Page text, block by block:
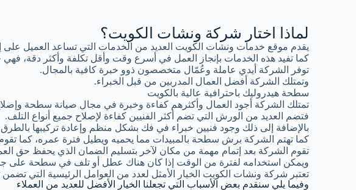
لماذا اختار شركة ونشات الكويت؟
يقدم موقع خدمات ونشات الكويت العديد من الخدمات التي تساعد العميل
كما تفيد هذه الخدمات بإنجاز العمل في أسرع وقت وأقل تكلفة وأكثر دقة،
توفر الشركة أيدي عاملة وعُمّال متخصصون ذوو خبرة كافية بالمجال.
وتمتلك الشركة أفضل العمال المدربين من قبل الخبراء.
سطحة هيدروليك باحترافية عالية بالكويت
تمتلك الشركة أجود العمال وأكثرهم كفاءة وخبرة في مجال صيانة سطحة
فتضم العديد من الورش التي تضم أكثر الفنيين كفاءة لإصلاح جميع أنواع التلف.
بالإضافة إلى ذلك وجود فنيين خبراء في فك بشكل منظم وإعادة تركيبها
كما تهتم الشركة برش سطحة بالمبيدات مما يحميه ويطيل فترة عمره، كما تقوم
تقوم الشركة بعد إتمام مهمة من مكان لآخر بتسليم الضمان الذي يحفظ حق
ويمكن استخدامه لفترة من الوقت إذا كان هناك عطل أو تلف في سطحة على
تعتبر شركة ونشات الكويت الخيار الأمثل لعدد من العوامل الرئيسية التي
وفيما يلي سنقدم بعض الأسباب التي تجعلنا الخيار الأفضل للعديد من العملاء